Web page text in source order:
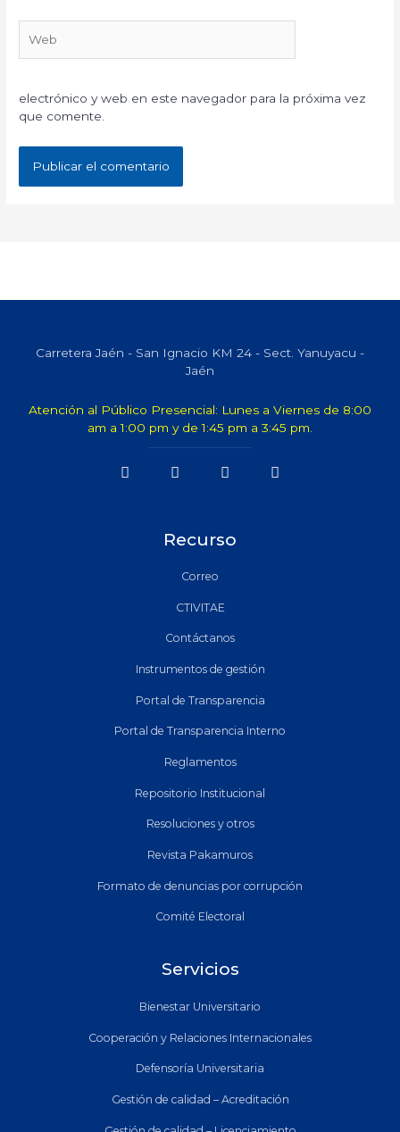
electrónico y web en este navegador para la próxima vez
que comente.
Carretera Jaén - San Ignacio KM 24 - Sect. Yanuyacu -
Jaén
Atención al Público Presencial: Lunes a Viernes de 8:00
am a 1:00 pm y de 1:45 pm a 3:45 pm.
Recurso
Correo
CTIVITAE
Contáctanos
Instrumentos de gestión
Portal de Transparencia
Portal de Transparencia Interno
Reglamentos
Repositorio Institucional
Resoluciones y otros
Revista Pakamuros
Formato de denuncias por corrupción
Comité Electoral
Servicios
Bienestar Universitario
Cooperación y Relaciones Internacionales
Defensoría Universitaria
Gestión de calidad – Acreditación